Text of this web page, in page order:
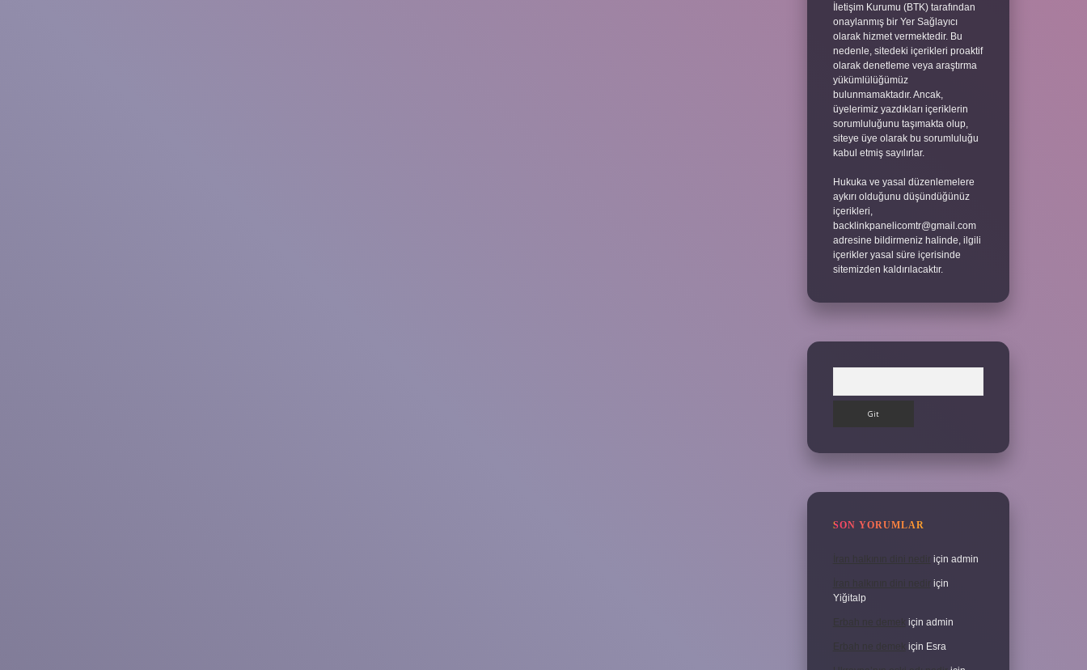
İletişim Kurumu (BTK) tarafından
onaylanmış bir Yer Sağlayıcı
olarak hizmet vermektedir. Bu
nedenle, sitedeki içerikleri proaktif
olarak denetleme veya araştırma
yükümlülüğümüz
bulunmamaktadır. Ancak,
üyelerimiz yazdıkları içeriklerin
sorumluluğunu taşımakta olup,
siteye üye olarak bu sorumluluğu
kabul etmiş sayılırlar.
Hukuka ve yasal düzenlemelere
aykırı olduğunu düşündüğünüz
içerikleri,
backlinkpanelicomtr@gmail.com
adresine bildirmeniz halinde, ilgili
içerikler yasal süre içerisinde
sitemizden kaldırılacaktır.
SON YORUMLAR
İran halkının dini nedir için admin
İran halkının dini nedir için
Yiğitalp
Erbah ne demek için admin
Erbah ne demek için Esra